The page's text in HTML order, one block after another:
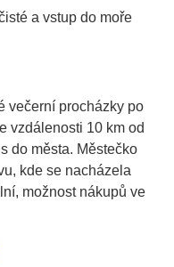
a vstup do moře
večerní procházky po
vzdálenosti 10 km od
do města. Městečko
kde se nacházela
možnost nákupů ve